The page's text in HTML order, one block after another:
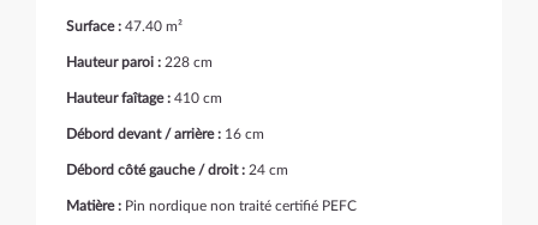
Surface : 47.40 m²
Hauteur paroi : 228 cm
Hauteur faîtage : 410 cm
Débord devant / arrière : 16 cm
Débord côté gauche / droit : 24 cm
Matière : Pin nordique non traité certifié PEFC